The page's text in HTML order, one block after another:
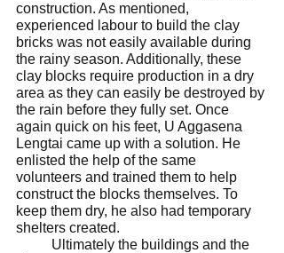
construction. As mentioned,
experienced labour to build the clay
bricks was not easily available during
the rainy season. Additionally, these
clay blocks require production in a dry
area as they can easily be destroyed by
the rain before they fully set. Once
again quick on his feet, U Aggasena
Lengtai came up with a solution. He
enlisted the help of the same
volunteers and trained them to help
construct the blocks themselves. To
keep them dry, he also had temporary
shelters created.